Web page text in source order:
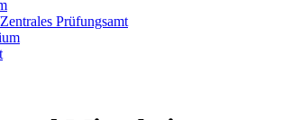
Prüfungsamt